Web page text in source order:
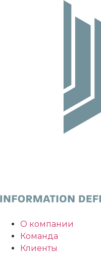
О компании
Команда
Клиенты